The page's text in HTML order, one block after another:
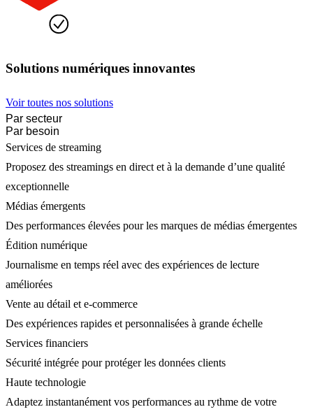
Solutions numériques innovantes
Voir toutes nos solutions
Par secteur
Par besoin
Services de streaming
Proposez des streamings en direct et à la demande d’une qualité
exceptionnelle
Médias émergents
Des performances élevées pour les marques de médias émergentes
Édition numérique
Journalisme en temps réel avec des expériences de lecture
améliorées
Vente au détail et e-commerce
Des expériences rapides et personnalisées à grande échelle
Services financiers
Sécurité intégrée pour protéger les données clients
Haute technologie
Adaptez instantanément vos performances au rythme de votre